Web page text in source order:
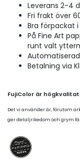
Leverans 2-4
Fri frakt över
Bra förpackat
På Fine Art
runt valt
Betalning via
FujiColor är
Det vi använder är, förutom
ger detaljrikedom och grym